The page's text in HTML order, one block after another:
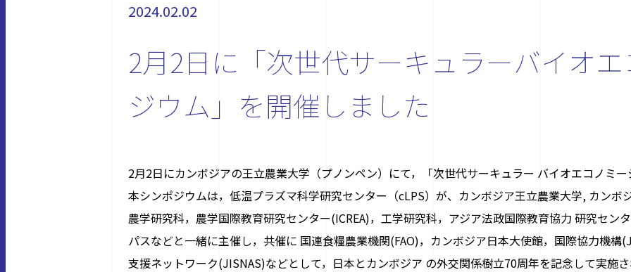
2024.02.02
2月2日に「次世代サーキュラーバイオ
ジウム」を開催しました
2月2日にカンボジアの王立農業大学（プノンペン）にて，「次世代サーキュラー バイオエコノミー
本シンポジウムは，低温プラズマ科学研究センター（cLPS）が、カンボジア王立農業大学, カンボ
農学研究科，農学国際教育研究センター(ICREA)，工学研究科，アジア法政国際教育協力 研究セン
パスなどと一緒に主催し，共催に 国連食糧農業機関(FAO)，カンボジア日本大使館，国際協力機構
支援ネットワーク(JISNAS)などとして，日本とカンボジア の外交関係樹立70周年を記念して実施さ